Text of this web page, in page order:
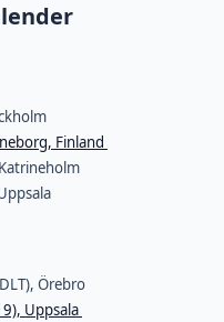
Finland
Örebro
Uppsala